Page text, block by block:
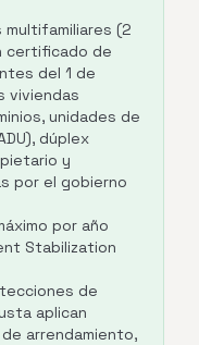
multifamiliares (2
certificado de
del 1 de
viviendas
unidades de
dúplex
y
por el gobierno
por año
Stabilization
de
aplican
arrendamiento,